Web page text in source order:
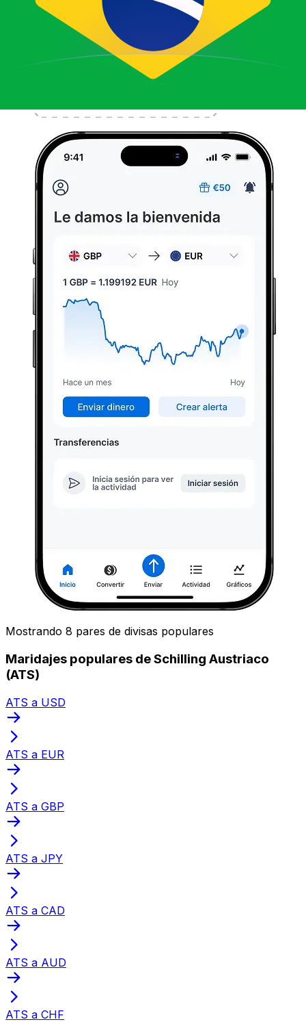
Mostrando 8 pares de divisas populares
Maridajes populares de Schilling Austriaco
(ATS)
ATS a USD
ATS a EUR
ATS a GBP
ATS a JPY
ATS a CAD
ATS a AUD
ATS a CHF